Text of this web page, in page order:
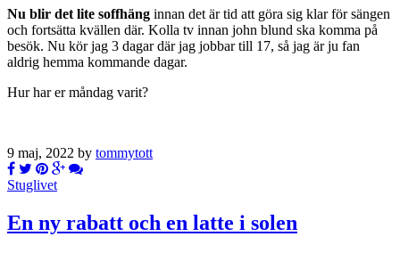
Nu blir det lite soffhäng innan det är tid att göra sig klar för sängen
och fortsätta kvällen där. Kolla tv innan john blund ska komma på
besök. Nu kör jag 3 dagar där jag jobbar till 17, så jag är ju fan
aldrig hemma kommande dagar.
Hur har er måndag varit?
9 maj, 2022 by tommytott
Stuglivet
En ny rabatt och en latte i solen